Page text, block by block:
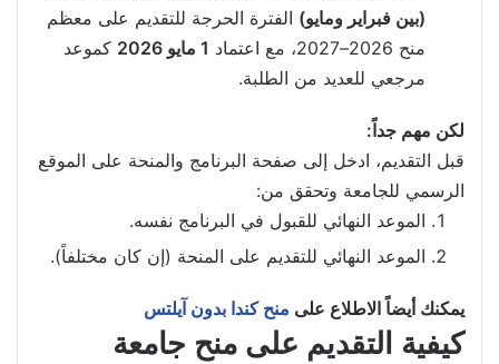
(بين فبراير ومايو) الفترة الحرجة للتقديم على معظم
منح 2026–2027، مع اعتماد
1 مايو 2026
كموعد
مرجعي للعديد من الطلبة.
لكن مهم جداً:
قبل التقديم، ادخل إلى صفحة البرنامج والمنحة على الموقع
الرسمي للجامعة وتحقق من:
الموعد النهائي للقبول في البرنامج نفسه.
الموعد النهائي للتقديم على المنحة (إن كان مختلفاً).
يمكنك أيضاً الاطلاع على منح كندا بدون آيلتس
كيفية التقديم على منح جامعة